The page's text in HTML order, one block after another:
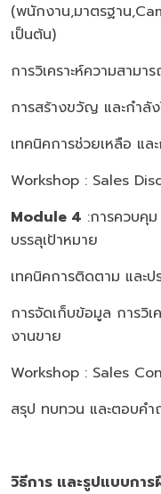
(พนักงาน,มาตรฐาน
เป็นต้น)
การวิเคราะห์ความสามา
การสร้างขวัญ และกำลั
เทคนิคการช่วยเหลือ แ
Workshop : Sales
Module 4 :การควบคุ
บรรลุเป้าหมาย
เทคนิคการติดตาม และ
การจัดเก็บข้อมูล การวิเ
งานขาย
Workshop : Sales
สรุป ทบทวน และตอบคำ
วิธีการ และรูปแบบกา